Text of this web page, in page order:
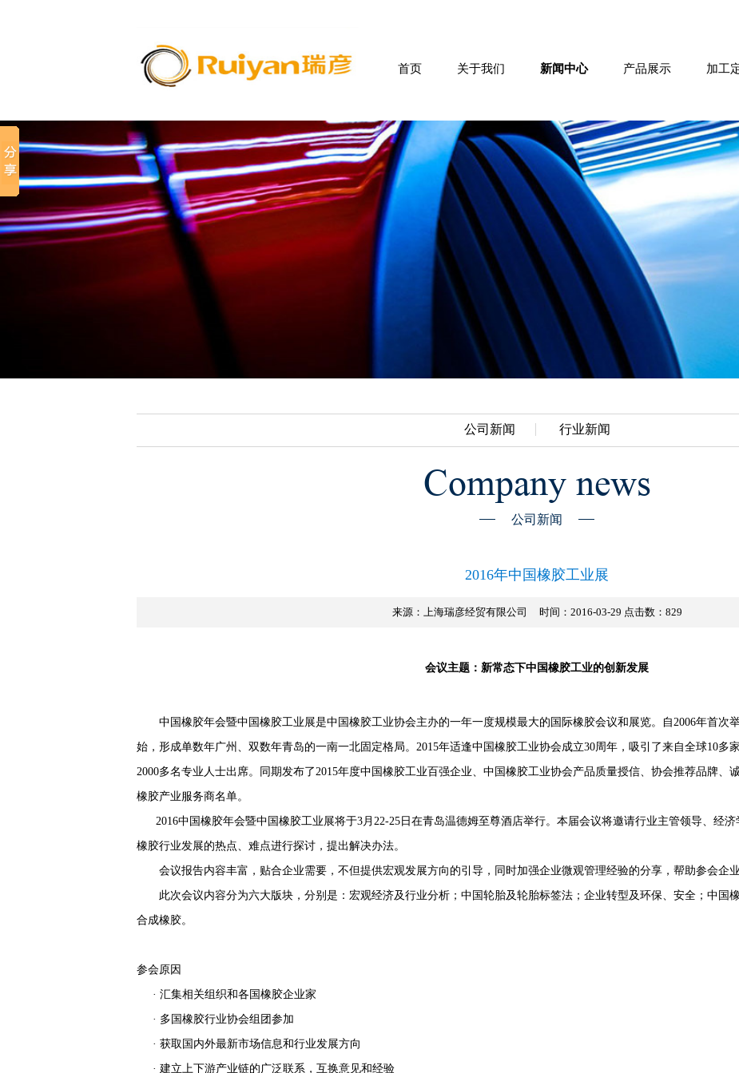
首页 关于我们 新闻中心 产品展示 加工
公司新闻 行业新闻
Company news
公司新闻
2016年中国橡胶工业展
来源：上海瑞彦经贸有限公司 时间：2016-03-29 点击数： 829
会议主题：新常态下中国橡胶工业的创新发展
中国橡胶年会暨中国橡胶工业展是中国橡胶工业协会主办的一年一度规模最大的国际橡胶会议和展览。自2006年首次
始，形成单数年广州、双数年青岛的一南一北固定格局。2015年适逢中国橡胶工业协会成立30周年，吸引了来自全球10多
2000多名专业人士出席。同期发布了2015年度中国橡胶工业百强企业、中国橡胶工业协会产品质量授信、协会推荐品牌、
橡胶产业服务商名单。
2016中国橡胶年会暨中国橡胶工业展将于3月22-25日在青岛温德姆至尊酒店举行。本届会议将邀请行业主管领导、经济
橡胶行业发展的热点、难点进行探讨，提出解决办法。
会议报告内容丰富，贴合企业需要，不但提供宏观发展方向的引导，同时加强企业微观管理经验的分享，帮助参会企业
此次会议内容分为六大版块，分别是：宏观经济及行业分析；中国轮胎及轮胎标签法；企业转型及环保、安全；中国
合成橡胶。
参会原因
· 汇集相关组织和各国橡胶企业家
· 多国橡胶行业协会组团参加
· 获取国内外最新市场信息和行业发展方向
· 建立上下游产业链的广泛联系，互换意见和经验